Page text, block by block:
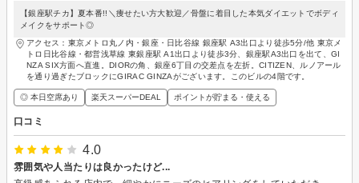
【銀座駅チカ】夏本番!!＼痩せたい方大歓迎／骨盤に着目した本気ダイエットでボディ
メイクをサポート◎
アクセス：東京メトロ丸ノ内・銀座・日比谷線 銀座駅 A3出口より徒歩5分/他 東京メ
トロ日比谷線・都営浅草線 東銀座駅 A1出口より徒歩3分、銀座駅A3出口を出て、GI
NZA SIX方面へ直進。DIORの角、銀座6丁目の交差点を左折。CITIZEN、ルノアール
を通り過ぎたブロックにGIRAC GINZAがございます。このビルの4階です。
◎ 本日空席あり 楽天スーパーDEAL ポイントが貯まる・使える
口コミ
4.0
雰囲気や人当たりは良かったけど...